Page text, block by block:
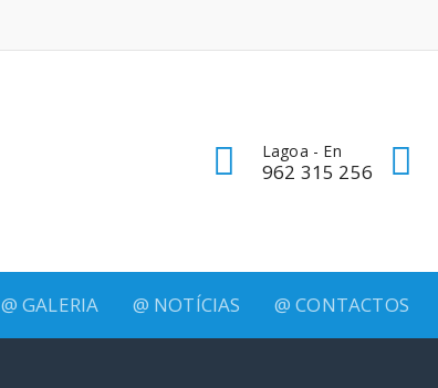
Lagoa - En
962 315 256
@ GALERIA @ NOTÍCIAS @ CONTACTOS